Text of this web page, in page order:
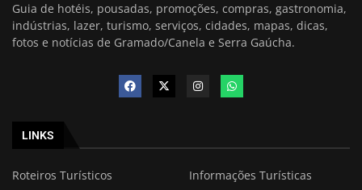
Guia de hotéis, pousadas, promoções, compras, gastronomia,
indústrias, lazer, turismo, serviços, cidades, mapas, dicas,
fotos e notícias de Gramado/Canela e Serra Gaúcha.
LINKS
Roteiros Turísticos
Informações Turísticas